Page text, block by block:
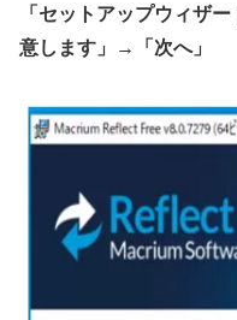
「セットアップウィザ
意します」→「次へ」